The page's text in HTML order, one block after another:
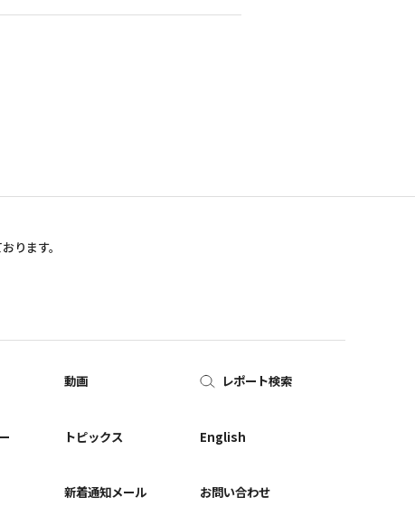
ります。
動画
トピックス
新着通知メール
レポート検索
English
お問い合わせ